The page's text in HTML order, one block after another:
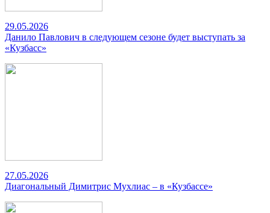
29.05.2026
Данило Павлович в следующем сезоне будет выступать за
«Кузбасс»
27.05.2026
Диагональный Димитрис Мухлиас – в «Кузбассе»